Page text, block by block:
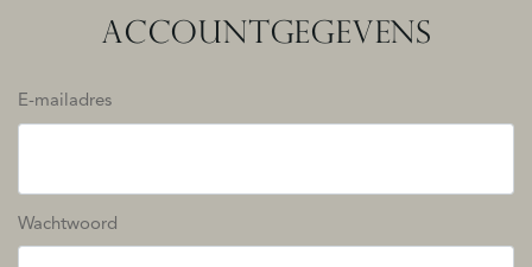
ACCOUNTGEGEVENS
E-mailadres
Wachtwoord